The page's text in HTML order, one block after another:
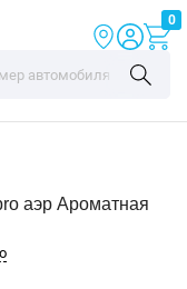
0
аэр Ароматная